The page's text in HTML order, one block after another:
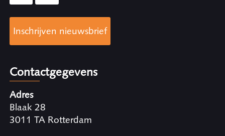
Inschrijven nieuwsbrief
Contactgegevens
Adres
Blaak 28
3011 TA Rotterdam